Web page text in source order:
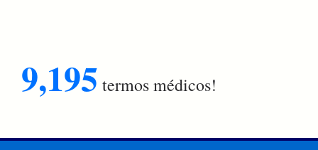
9,195 termos médicos!